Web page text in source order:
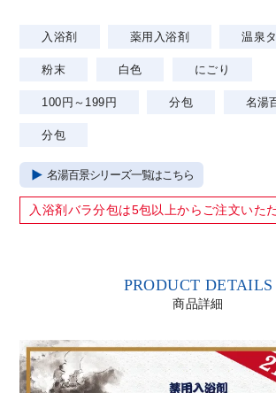
入浴剤 薬用入浴剤 温泉
粉末 白色 にごり
100円～199円 分包 名湯
分包
名湯百景シリーズ一覧はこちら
入浴剤バラ分包は5包以上からご注文いた
PRODUCT DETAILS
商品詳細